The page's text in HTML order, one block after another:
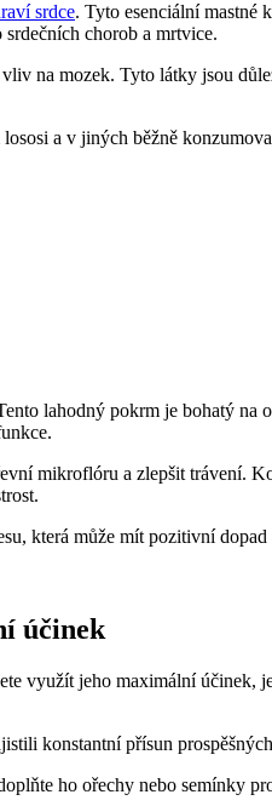
srdce. Tyto esenciální mastné
chorob a mrtvice.
na mozek. Tyto látky jsou
a v jiných běžně
lahodný pokrm je bohatý na
mikroflóru a zlepšit trávení.
která může mít pozitivní dopad
účinek
využít jeho maximální
konstantní přísun
ho ořechy nebo semínky